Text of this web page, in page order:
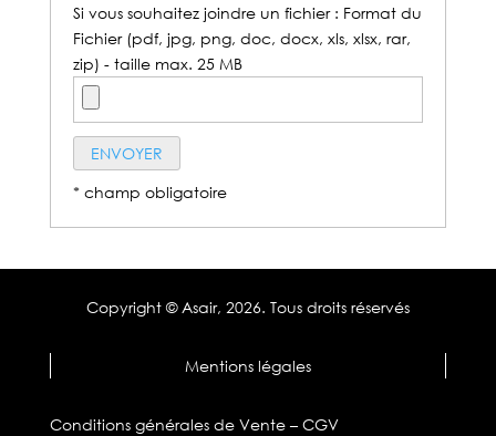
Si vous souhaitez joindre un fichier : Format du
Fichier (pdf, jpg, png, doc, docx, xls, xlsx, rar,
zip) - taille max. 25 MB
* champ obligatoire
Copyright © Asair, 2026. Tous droits réservés
Mentions légales
Conditions générales de Vente – CGV